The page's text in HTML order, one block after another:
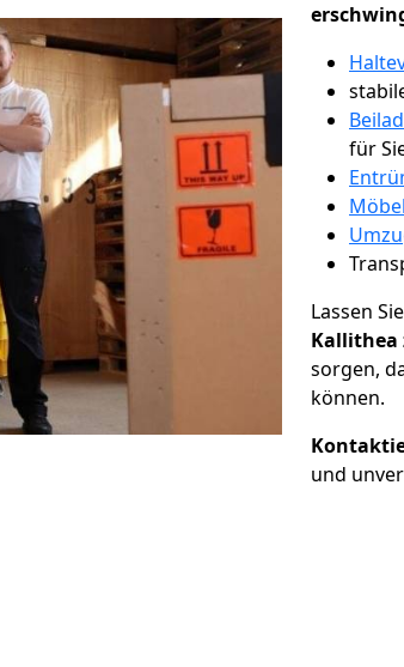
für
Lassen
Kallithea
sorgen,
können.
und